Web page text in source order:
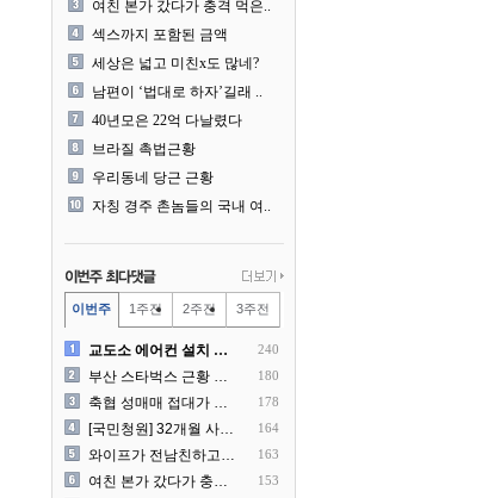
여친 본가 갔다가 충격 먹은..
섹스까지 포함된 금액
세상은 넓고 미친x도 많네?
남편이 ‘법대로 하자’길래 ..
40년모은 22억 다날렸다
브라질 촉법근황
우리동네 당근 근황
자칭 경주 촌놈들의 국내 여..
이번주 1주전 2주전 3주전
교도소 에어컨 설치 논란.... 240
부산 스타벅스 근황 ㅎㄷㄷ 180
축협 성매매 접대가 더 충격.. 178
[국민청원] 32개월 사랑하.. 164
와이프가 전남친하고 해외여행.. 163
여친 본가 갔다가 충격 먹은.. 153